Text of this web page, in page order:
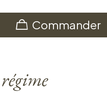
Commander